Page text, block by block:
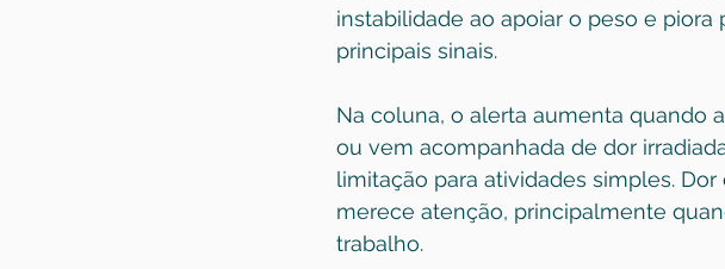
instabilidade ao apoiar o peso e
principais sinais.
Na coluna, o alerta aumenta quando
ou vem acompanhada de dor
limitação para atividades simples.
merece atenção, principalmente
trabalho.